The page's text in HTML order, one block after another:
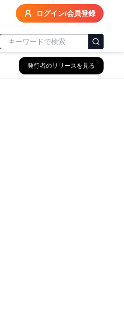
ログイン/会員登録
発行者のリリースを見る